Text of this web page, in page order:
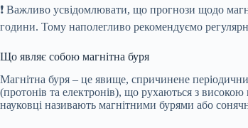
❗️ Важливо усвідомлювати, що прогнози щодо
години. Тому наполегливо рекомендуємо
Що являє собою магнітна буря
Магнітна буря – це явище, спричинене
(протонів та електронів), що рухаються з
науковці називають магнітними бурями або